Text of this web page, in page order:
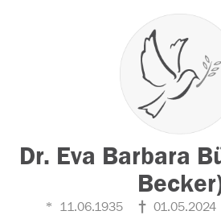
Dr. Eva Barbara
11.06.1935 01.05.2024